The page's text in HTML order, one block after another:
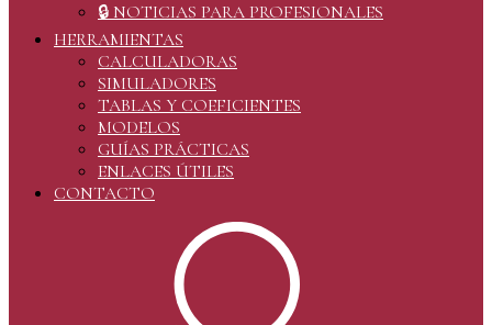
🔒 NOTICIAS PARA PROFESIONALES
HERRAMIENTAS
CALCULADORAS
SIMULADORES
TABLAS Y COEFICIENTES
MODELOS
GUÍAS PRÁCTICAS
ENLACES ÚTILES
CONTACTO